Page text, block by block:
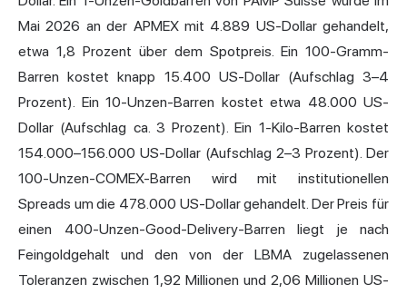
Mai 2026 an der APMEX mit 4.889 US-Dollar gehandelt,
etwa 1,8 Prozent über dem Spotpreis. Ein 100-Gramm-
Barren kostet knapp 15.400 US-Dollar (Aufschlag 3–4
Prozent). Ein 10-Unzen-Barren kostet etwa 48.000 US-
Dollar (Aufschlag ca. 3 Prozent). Ein 1-Kilo-Barren kostet
154.000–156.000 US-Dollar (Aufschlag 2–3 Prozent). Der
100-Unzen-COMEX-Barren wird mit institutionellen
Spreads um die 478.000 US-Dollar gehandelt. Der Preis für
einen 400-Unzen-Good-Delivery-Barren liegt je nach
Feingoldgehalt und den von der LBMA zugelassenen
Toleranzen zwischen 1,92 Millionen und 2,06 Millionen US-